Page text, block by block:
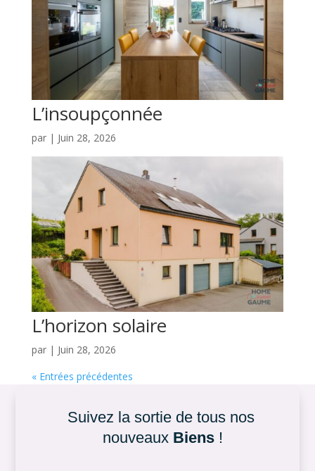
L’insoupçonnée
par | Juin 28, 2026
L’horizon solaire
par | Juin 28, 2026
« Entrées précédentes
Suivez la sortie de tous nos
nouveaux Biens !